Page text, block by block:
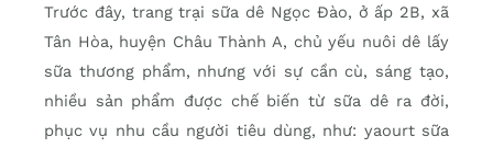
Trước đây, trang trại sữa dê Ngọc Đào, ở ấp 2B, xã
Tân Hòa, huyện Châu Thành A, chủ yếu nuôi dê lấy
sữa thương phẩm, nhưng với sự cần cù, sáng tạo,
nhiều sản phẩm được chế biến từ sữa dê ra đời,
phục vụ nhu cầu người tiêu dùng, như: yaourt sữa